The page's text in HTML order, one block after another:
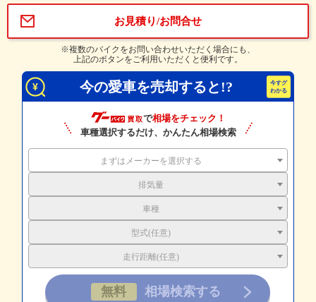
お見積り/お問合せ
※複数のバイクをお問い合わせいただく場合にも、
上記のボタンをご利用いただくと便利です。
今の愛車を売却すると!?
で相場をチェック！
車種選択するだけ、かんたん相場検索
まずはメーカーを選択する
排気量
車種
型式(任意)
走行距離(任意)